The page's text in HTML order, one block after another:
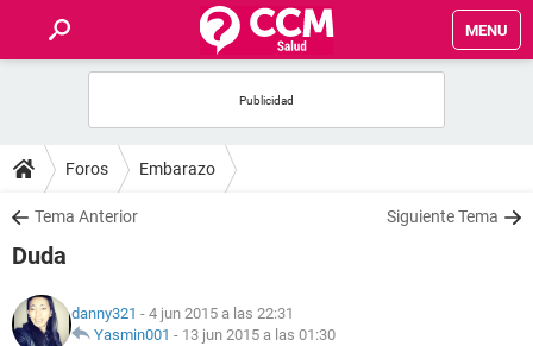
MENU
FOROS
SALUD
NUTRICIÓN
Foros Embarazo
Tema Anterior Siguiente Tema
Duda
danny321 - 4 jun 2015 a las 22:31
Yasmin001 - 13 jun 2015 a las 01:30